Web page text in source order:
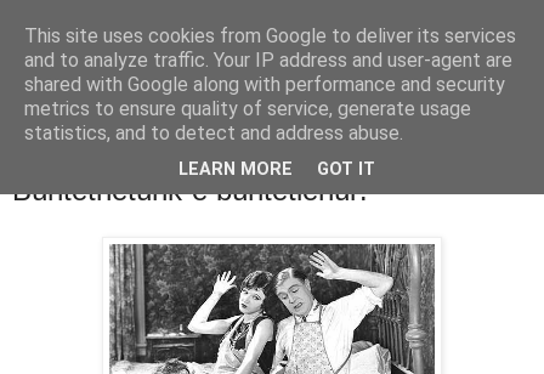
Büntethetünk-e büntetlenül?
This site uses cookies from Google to deliver its services
and to analyze traffic. Your IP address and user-agent are
shared with Google along with performance and security
metrics to ensure quality of service, generate usage
statistics, and to detect and address abuse.
LEARN MORE GOT IT